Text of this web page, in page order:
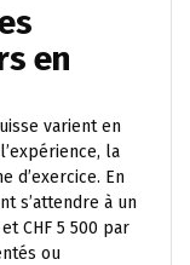
en
varient en
la
d’exercice. En
s’attendre à un
CHF 5 500 par
ou